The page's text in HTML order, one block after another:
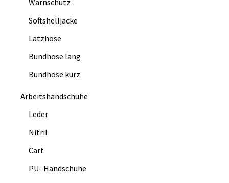
Warnschutz
Softshelljacke
Latzhose
Bundhose lang
Bundhose kurz
Arbeitshandschuhe
Leder
Nitril
Cart
PU- Handschuhe